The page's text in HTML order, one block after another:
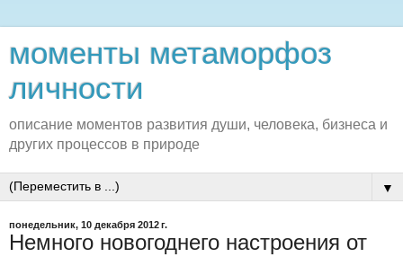
моменты метаморфоз
личности
описание моментов развития души, человека, бизнеса и
других процессов в природе
▼
понедельник, 10 декабря 2012 г.
Немного новогоднего настроения от